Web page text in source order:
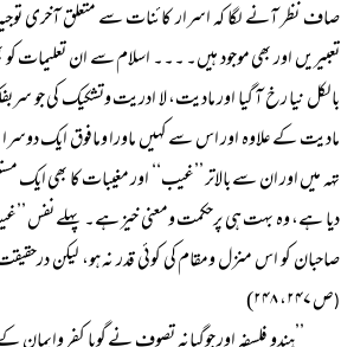
صاف نظر آنے لگا کہ اسرار کائنات سے متعلق آخری توجیہ
تعبیریں اور بھی موجود ہیں۔ ۔۔۔ اسلام سے ان
بالکل نیا رخ آ گیا اور مادیت، لا ادریت وتشکیک کی جو
مادیت کے علاوہ اور اس سے کہیں ماورا ومافوق ایک
تہہ میں اور ان سے بالاتر ’’غیب‘‘ اور مغیبات کا بھی
دیا ہے، وہ بہت ہی پرحکمت ومعنی خیز ہے۔ پہلے نفس
صاحبان کو اس منزل ومقام کی کوئی قدر نہ ہو، لیکن
(ص ۲۴۷، ۲۴۸)